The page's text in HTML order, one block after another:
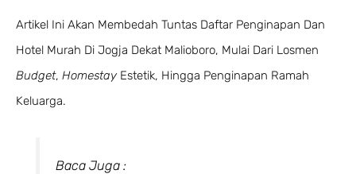
Artikel Ini Akan Membedah Tuntas Daftar Penginapan Dan
Hotel Murah Di Jogja Dekat Malioboro, Mulai Dari Losmen
Budget, Homestay Estetik, Hingga Penginapan Ramah
Keluarga.
Baca Juga :